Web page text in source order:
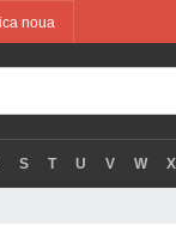
noua
S T U V W X